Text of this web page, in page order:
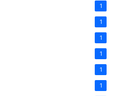
1
1
1
1
1
1